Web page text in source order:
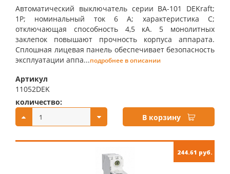
Автоматический выключатель серии ВА-101 DEKraft;
1P; номинальный ток 6 А; характеристика С;
отключающая способность 4,5 кА. 5 монолитных
заклепок повышают прочность корпуса аппарата.
Сплошная лицевая панель обеспечивает безопасность
эксплуатации аппа...подробнее в описании
Артикул
11052DEK
количество:
В корзину
244.61 руб.